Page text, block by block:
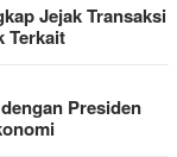
Jejak Transaksi
Terkait
Presiden